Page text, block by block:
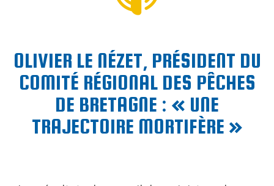
OLIVIER LE NÉZET, PRÉSIDENT DU
COMITÉ RÉGIONAL DES PÊCHES
DE BRETAGNE : « UNE
TRAJECTOIRE MORTIFÈRE »